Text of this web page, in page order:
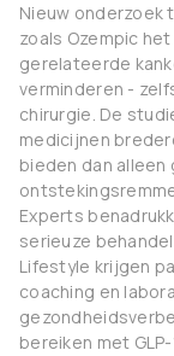
Nieuw onderzoek
zoals Ozempic
gerelateerde
verminderen -
chirurgie. De
medicijnen
bieden dan alleen
Experts
serieuze
Lifestyle krijgen
coaching en
bereiken met